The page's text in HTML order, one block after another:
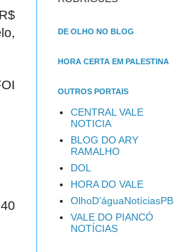
DE OLHO NO BLOG
HORA CERTA EM PALESTINA
OUTROS PORTAIS
CENTRAL VALE
NOTICIA
BLOG DO ARY
RAMALHO
DOL
HORA DO VALE
OlhoD'águaNotíciasPB
VALE DO PIANCÓ
NOTÍCIAS